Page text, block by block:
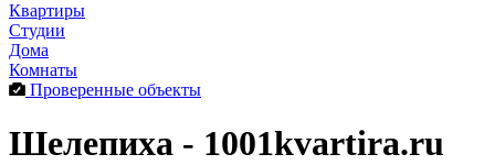
Квартиры
Студии
Дома
Комнаты
Проверенные объекты
Шелепиха - 1001kvartira.ru